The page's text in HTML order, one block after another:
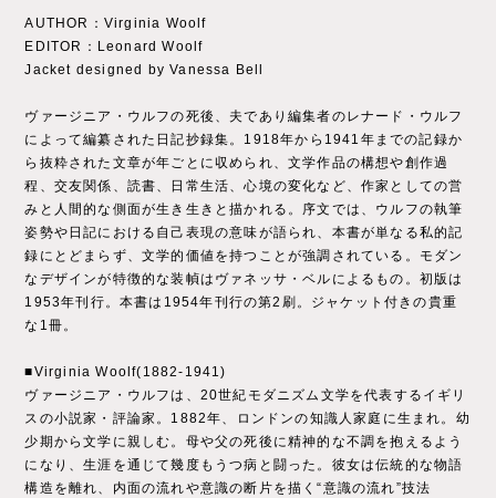
AUTHOR：Virginia Woolf
EDITOR：Leonard Woolf
Jacket designed by Vanessa Bell
ヴァージニア・ウルフの死後、夫であり編集者のレナード・ウルフ
によって編纂された日記抄録集。1918年から1941年までの記録か
ら抜粋された文章が年ごとに収められ、文学作品の構想や創作過
程、交友関係、読書、日常生活、心境の変化など、作家としての営
みと人間的な側面が生き生きと描かれる。序文では、ウルフの執筆
姿勢や日記における自己表現の意味が語られ、本書が単なる私的記
録にとどまらず、文学的価値を持つことが強調されている。モダン
なデザインが特徴的な装幀はヴァネッサ・ベルによるもの。初版は
1953年刊行。本書は1954年刊行の第2刷。ジャケット付きの貴重
な1冊。
■Virginia Woolf(1882-1941)
ヴァージニア・ウルフは、20世紀モダニズム文学を代表するイギリ
スの小説家・評論家。1882年、ロンドンの知識人家庭に生まれ。幼
少期から文学に親しむ。母や父の死後に精神的な不調を抱えるよう
になり、生涯を通じて幾度もうつ病と闘った。彼女は伝統的な物語
構造を離れ、内面の流れや意識の断片を描く“意識の流れ”技法